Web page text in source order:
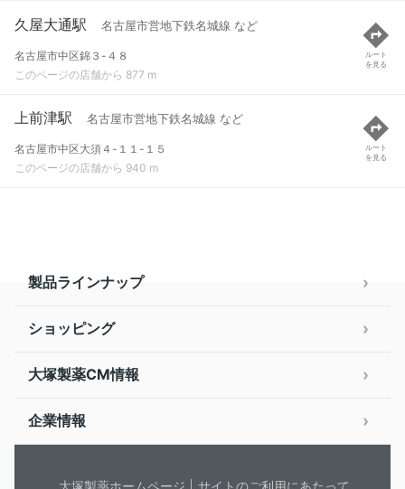
久屋大通駅 名古屋市営地下鉄名城線 など
名古屋市中区錦３-４８
このページの店舗から 877 m
ルート
を見る
上前津駅 名古屋市営地下鉄名城線 など
名古屋市中区大須４-１１-１５
このページの店舗から 940 m
ルート
を見る
製品ラインナップ
ショッピング
大塚製薬CM情報
企業情報